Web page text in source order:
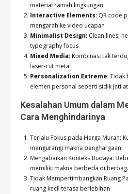
material ramah lingkungan
Interactive Elements: QR code
mengarah ke video ucapan
Minimalist Design: Clean lines,
typography focus
Mixed Media: Kombinasi tak
laser-cut metal
Personalization Extreme: Tidak
elemen personal seperti sidik jati
Kesalahan Umum dalam
Cara Menghindarinya
Terlalu Fokus pada Harga Murah:
mengurangi makna penghargaan
Mengabaikan Konteks Budaya:
memiliki makna berbeda di
Tidak Mempertimbangkan Ruang
ruang kecil terasa berlebihan